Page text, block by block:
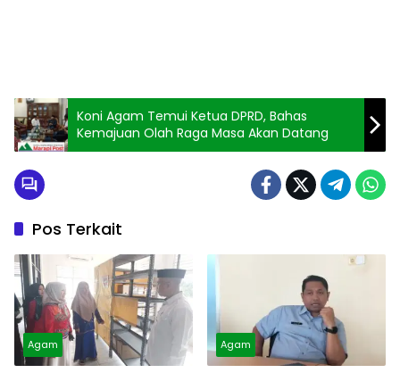
Koni Agam Temui Ketua DPRD, Bahas
Kemajuan Olah Raga Masa Akan Datang
Pos Terkait
Agam Agam